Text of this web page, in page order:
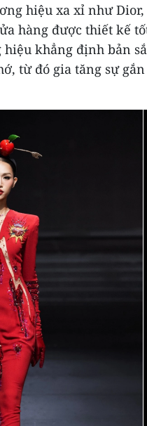
hiệu xa xỉ như Dior,
hàng được thiết kế
khẳng định bản
từ đó gia tăng sự